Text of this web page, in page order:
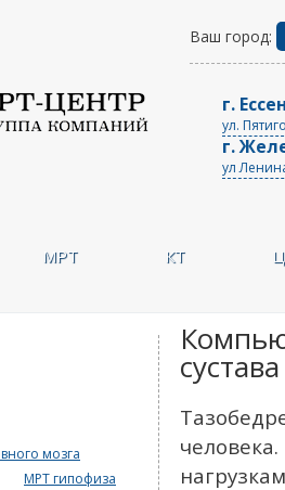
Ваш город:
г.
ул.
г.
ул
МРТ КТ
мозга
МРТ гипофиза
сустава